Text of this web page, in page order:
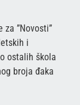
”Novosti”
i
ostalih škola
broja đaka